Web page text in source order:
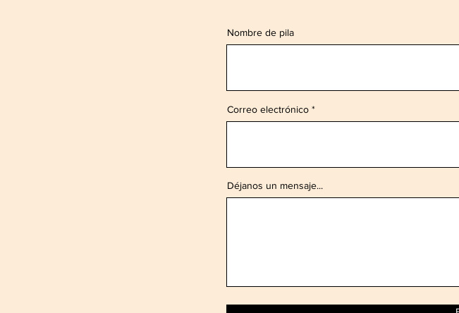
Nombre de pila
Correo electrónico
Déjanos un mensaje...